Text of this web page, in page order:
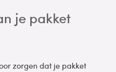
je pakket
zorgen dat je pakket